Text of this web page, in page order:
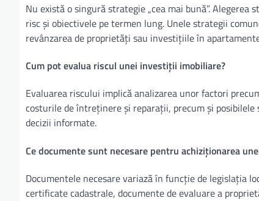
Nu există o singură strategie „cea mai bună”.
risc și obiectivele pe termen lung. Unele strategii
revânzarea de proprietăți sau investițiile în
Cum pot evalua riscul unei investiții imobiliare?
Evaluarea riscului implică analizarea unor factori
costurile de întreținere și reparații, precum și
decizii informate.
Ce documente sunt necesare pentru achiziționarea
Documentele necesare variază în funcție de legislația
certificate cadastrale, documente de evaluare a